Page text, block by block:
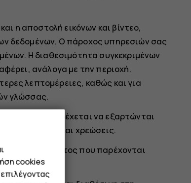
η αποστολή εικόνων και βίντεο,
δεδομένων. Ο πάροχος υπηρεσιών σας
Η διαθεσιμότητα συγκεκριμένων
ανάλογα με την περιοχή.
λεπτομέρειες, καθώς και για
γλώσσας.
προϊόντος ενδέχεται να εξαρτώνται
και χρεώσεις.
προϊόντος που παρέχονται
cookies